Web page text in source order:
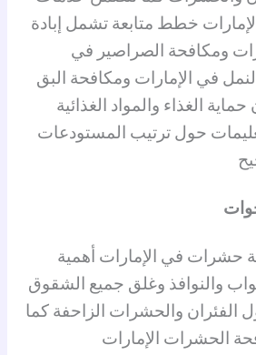
خطط متابعة تشمل إبادة
ومكافحة الصراصير في
في الإمارات ومكافحة البق
الغذاء والمواد الغذائية
حول ترتيب المستودعات
حشرات في الإمارات أهمية
والنوافذ وغلق جميع الشقوق
الفئران والحشرات الزاحفة كما
الحشرات الإمارات